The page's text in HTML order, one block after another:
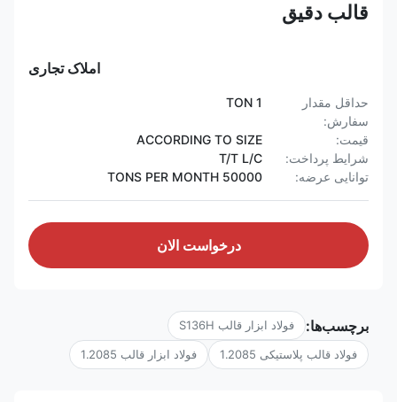
قالب دقیق
املاک تجاری
حداقل مقدار
سفارش:
قیمت:
ACCORDING TO SIZE
شرایط پرداخت:
T/T L/C
توانایی عرضه:
50000 TONS PER MONTH
درخواست الان
برچسب‌ها: فولاد ابزار قالب S136H
فولاد قالب پلاستیکی 1.2085 فولاد ابزار قالب 1.2085